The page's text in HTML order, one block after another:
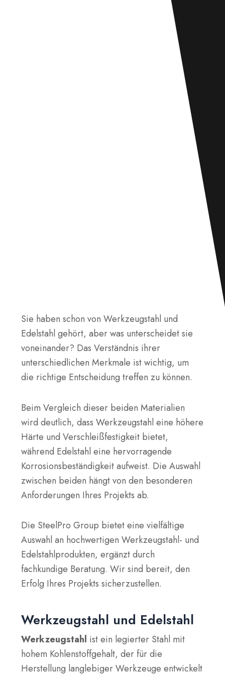
Sie haben schon von Werkzeugstahl und
Edelstahl gehört, aber was unterscheidet sie
voneinander? Das Verständnis ihrer
unterschiedlichen Merkmale ist wichtig, um
die richtige Entscheidung treffen zu können.
Beim Vergleich dieser beiden Materialien
wird deutlich, dass Werkzeugstahl eine höhere
Härte und Verschleißfestigkeit bietet,
während Edelstahl eine hervorragende
Korrosionsbeständigkeit aufweist. Die Auswahl
zwischen beiden hängt von den besonderen
Anforderungen Ihres Projekts ab.
Die SteelPro Group bietet eine vielfältige
Auswahl an hochwertigen Werkzeugstahl- und
Edelstahlprodukten, ergänzt durch
fachkundige Beratung. Wir sind bereit, den
Erfolg Ihres Projekts sicherzustellen.
Werkzeugstahl und Edelstahl
Werkzeugstahl ist ein legierter Stahl mit
hohem Kohlenstoffgehalt, der für die
Herstellung langlebiger Werkzeuge entwickelt